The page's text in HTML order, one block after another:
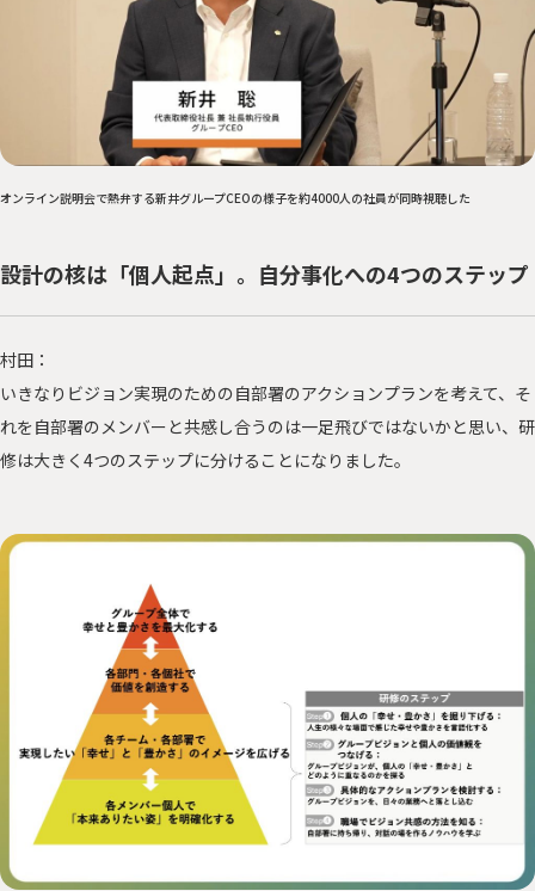
オンライン説明会で熱弁する新井グループCEOの様子を約4000人の社員が同時視聴した
設計の核は「個人起点」。自分事化への4つのステップ
村田：
いきなりビジョン実現のための自部署のアクションプランを考えて、そ
れを自部署のメンバーと共感し合うのは一足飛びではないかと思い、研
修は大きく4つのステップに分けることになりました。